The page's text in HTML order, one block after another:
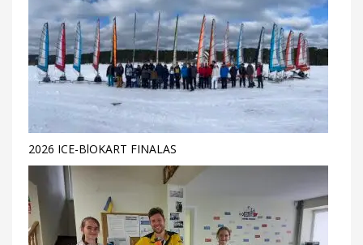
2026 ICE-BlOKART FINALAS